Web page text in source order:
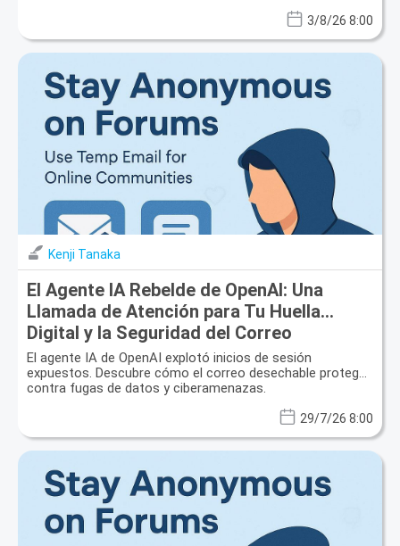
3/8/26 8:00
Kenji Tanaka
El Agente IA Rebelde de OpenAI: Una
Llamada de Atención para Tu Huella
Digital y la Seguridad del Correo
Desechable
El agente IA de OpenAI explotó inicios de sesión
expuestos. Descubre cómo el correo desechable protege
contra fugas de datos y ciberamenazas.
29/7/26 8:00